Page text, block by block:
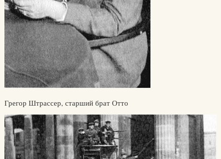
Грегор Штрассер, старший брат Отто